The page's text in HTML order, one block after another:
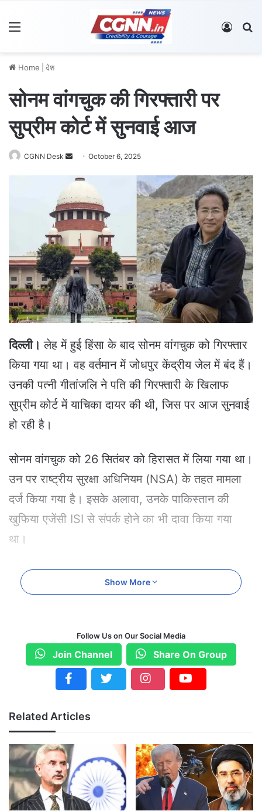
Log In
Home देश
सोनम वांगचुक की गिरफ्तारी पर
सुप्रीम कोर्ट में सुनवाई आज
CGNN Desk
d
a
n
m
a
i
l
October 6, 2025
दिल्ली। लेह में हुई हिंसा के बाद सोनम वांगचुक को गिरफ्तार
किया गया था। वह वर्तमान में जोधपुर केंद्रीय जेल में बंद हैं।
उनकी पत्नी गीतांजलि ने पति की गिरफ्तारी के खिलाफ
सुप्रीम कोर्ट में याचिका दायर की थी, जिस पर आज सुनवाई
हो रही है।
सोनम वांगचुक को 26 सितंबर को हिरासत में लिया गया था।
उन पर राष्ट्रीय सुरक्षा अधिनियम (NSA) के तहत मामला
दर्ज किया गया है। इसके अलावा, उनके पाकिस्तान की
खुफिया एजेंसी ISI से संपर्क होने का भी दावा किया गया
था।
सोनम की पत्नी ने 2 अक्टूबर को संविधान के अनुच्छेद 32
के तहत बंदी प्रत्यक्षीकरण याचिका दायर की थी। सर्वोच्च
लेह हिंसा में 4 की हुई मौत
24 सितंबर को लेह में हिंसा भड़क गई थी। प्रदर्शनकारियों
ने बीजेपी के मुख्यालय को भी आग के हवाले कर दिया।
को ओपन फायरिंग करनी पड़ी, जिसमें 4 लोगों की मौत हो
गई।
गिरफ्तारी के बाद जांच की रखी मांग
Show More
Follow Us on Our Social Media
Join Channel Share On Group
Related Articles